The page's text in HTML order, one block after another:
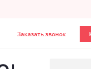
Заказать звонок